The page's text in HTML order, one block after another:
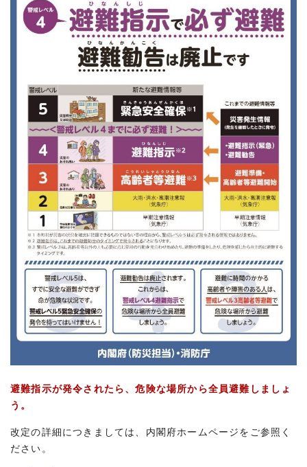
避難指示が発令されたら、危険な場所から全員避難しましょ
う。
改定の詳細につきましては、内閣府ホームページをご参照く
ださい。